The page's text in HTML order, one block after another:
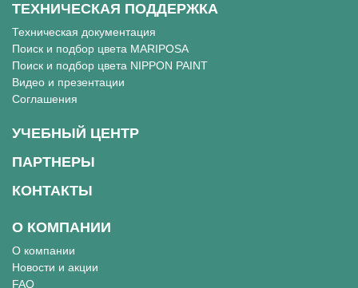
ТЕХНИЧЕСКАЯ ПОДДЕРЖКА
Техническая документация
Поиск и подбор цвета MARIPOSA
Поиск и подбор цвета NIPPON PAINT
Видео и презентации
Соглашения
УЧЕБНЫЙ ЦЕНТР
ПАРТНЕРЫ
КОНТАКТЫ
О КОМПАНИИ
О компании
Новости и акции
FAQ